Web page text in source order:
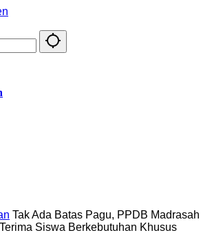
Tak Ada Batas Pagu, PPDB Madrasah
Siswa Berkebutuhan Khusus